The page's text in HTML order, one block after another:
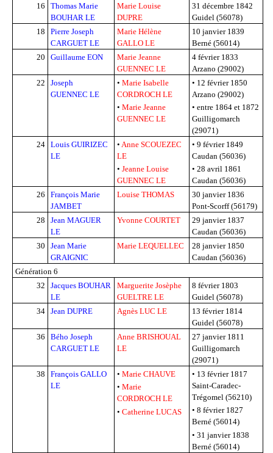
16
Thomas Marie
BOUHAR LE
Marie Louise
DUPRE
31 décembre 1842
Guidel (56078)
18
Pierre Joseph
CARGUET LE
Marie Hélène
GALLO LE
10 janvier 1839
Berné (56014)
20
Guillaume EON
Marie Jeanne
GUENNEC LE
4 février 1833
Arzano (29002)
22
Joseph
GUENNEC LE
• Marie Isabelle
CORDROCH LE
• Marie Jeanne
GUENNEC LE
• 12 février 1850
Arzano (29002)
• entre 1864 et 1872
Guilligomarch
(29071)
24 Louis GUIRIZEC
LE
• Anne SCOUEZEC
LE
• Jeanne Louise
GUENNEC LE
• 9 février 1849
Caudan (56036)
• 28 avril 1861
Caudan (56036)
26
François Marie
JAMBET
Louise THOMAS
30 janvier 1836
Pont-Scorff (56179)
28
Jean MAGUER
LE
Yvonne COURTET
29 janvier 1837
Caudan (56036)
30
Jean Marie
GRAIGNIC
Marie LEQUELLEC
28 janvier 1850
Caudan (56036)
Génération 6
32
Jacques BOUHAR
LE
Marguerite Josèphe
GUELTRE LE
8 février 1803
Guidel (56078)
34 Jean DUPRE Agnès LUC LE
13 février 1814
Guidel (56078)
36
Bého Joseph
CARGUET LE
Anne BRISHOUAL
LE
27 janvier 1811
Guilligomarch
(29071)
38
François GALLO
LE
• Marie CHAUVE
• Marie
CORDROCH LE
• Catherine LUCAS
• 13 février 1817
Saint-Caradec-
Trégomel (56210)
• 8 février 1827
Berné (56014)
• 31 janvier 1838
Berné (56014)